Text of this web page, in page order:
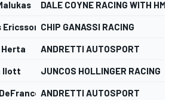
DALE COYNE RACING WITH HMD
Ericsson CHIP GANASSI RACING
ANDRETTI AUTOSPORT
Ilott JUNCOS HOLLINGER RACING
ANDRETTI AUTOSPORT